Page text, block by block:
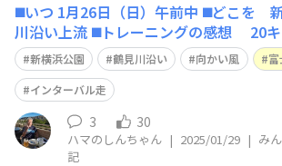
◼️いつ 1月26日（日）午前中 ◼️どこを 新横浜公園～鶴見
川沿い上流 ◼️トレーニングの感想 20キロ走りました
が、鶴見川上流に向かう前半は向かい風
ていたキロ5分40秒台は出せず、5分50秒
した。寒かったけど、富士山がくっきり
日、スピードを
新横浜公園 鶴見川沿い 向かい風
インターバル走
3 30
ハマのしんちゃん | 2025/01/29 | み
記